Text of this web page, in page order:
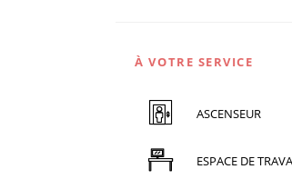
À VOTRE SERVICE
ASCENSEUR
ESPACE DE